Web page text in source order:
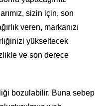
sizin için, son
veren, markanızı
yükseltecek
ve son derece
bozulabilir. Buna sebep